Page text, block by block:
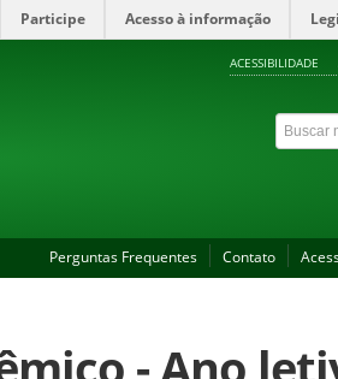
Participe Acesso à informação
ACESSIBILIDADE
Perguntas Frequentes Contato